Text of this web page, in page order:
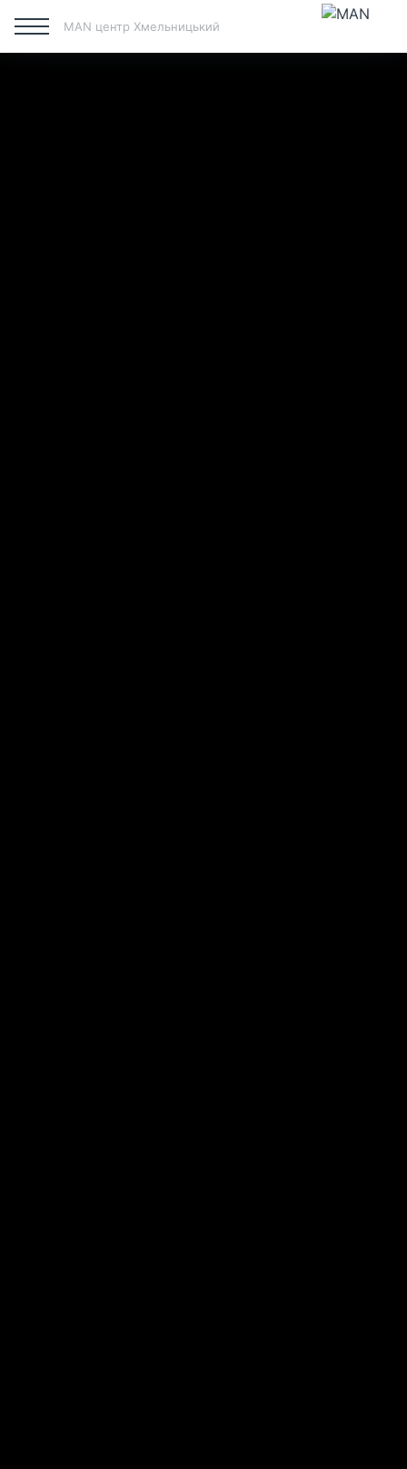
MAN центр Хмельницький